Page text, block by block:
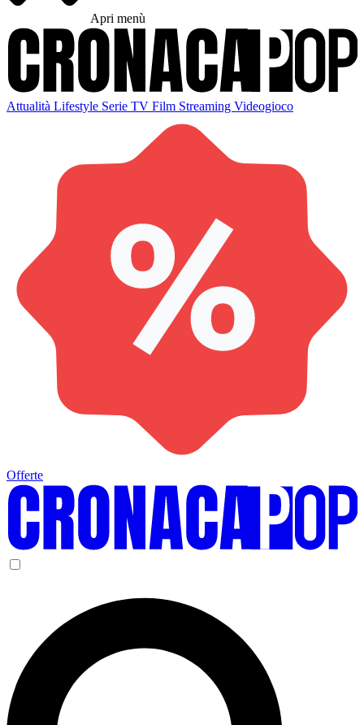
Apri menù
Attualità Lifestyle Serie TV Film Streaming Videogioco
Offerte